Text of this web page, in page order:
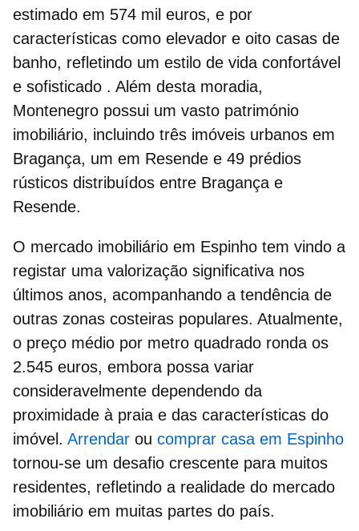
estimado em 574 mil euros, e por
características como elevador e oito casas de
banho, refletindo um estilo de vida confortável
e sofisticado . Além desta moradia,
Montenegro possui um vasto património
imobiliário, incluindo três imóveis urbanos em
Bragança, um em Resende e 49 prédios
rústicos distribuídos entre Bragança e
Resende.
O mercado imobiliário em Espinho tem vindo a
registar uma valorização significativa nos
últimos anos, acompanhando a tendência de
outras zonas costeiras populares. Atualmente,
o preço médio por metro quadrado ronda os
2.545 euros, embora possa variar
consideravelmente dependendo da
proximidade à praia e das características do
imóvel. Arrendar ou comprar casa em Espinho
tornou-se um desafio crescente para muitos
residentes, refletindo a realidade do mercado
imobiliário em muitas partes do país.